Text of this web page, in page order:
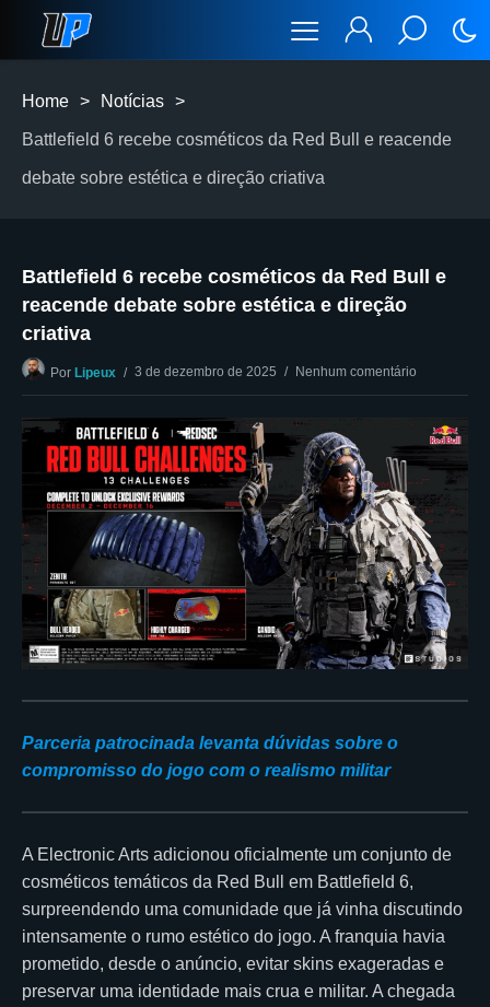
Home > Notícias >
Battlefield 6 recebe cosméticos da Red Bull e reacende
debate sobre estética e direção criativa
Battlefield 6 recebe cosméticos da Red Bull e
reacende debate sobre estética e direção
criativa
Por Lipeux 3 de dezembro de 2025 Nenhum comentário
Parceria patrocinada levanta dúvidas sobre o
compromisso do jogo com o realismo militar
A Electronic Arts adicionou oficialmente um conjunto de
cosméticos temáticos da Red Bull em Battlefield 6,
surpreendendo uma comunidade que já vinha discutindo
intensamente o rumo estético do jogo. A franquia havia
prometido, desde o anúncio, evitar skins exageradas e
preservar uma identidade mais crua e militar. A chegada